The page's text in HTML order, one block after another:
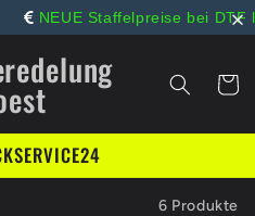
NEUE Staffelpreise bei DTF
6 Produkte